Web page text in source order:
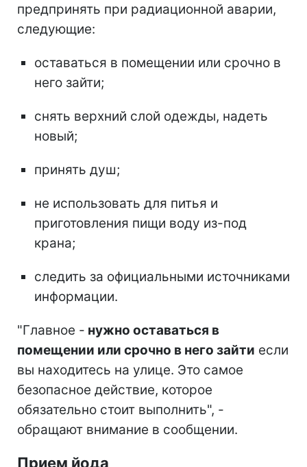
предпринять при радиационной аварии,
следующие:
оставаться в помещении или срочно в
него зайти;
снять верхний слой одежды, надеть
новый;
принять душ;
не использовать для питья и
приготовления пищи воду из-под
крана;
следить за официальными источниками
информации.
"Главное - нужно оставаться в
помещении или срочно в него зайти если
вы находитесь на улице. Это самое
безопасное действие, которое
обязательно стоит выполнить", -
обращают внимание в сообщении.
Прием йода